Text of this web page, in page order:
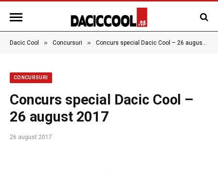
Dacic Cool » Concursuri » Concurs special Dacic Cool – 26 august 2017
CONCURSURI
Concurs special Dacic Cool –
26 august 2017
26 august 2017